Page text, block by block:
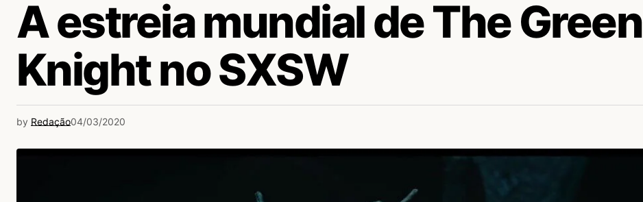
A estreia mundial de The Green
Knight no SXSW
by Redação04/03/2020